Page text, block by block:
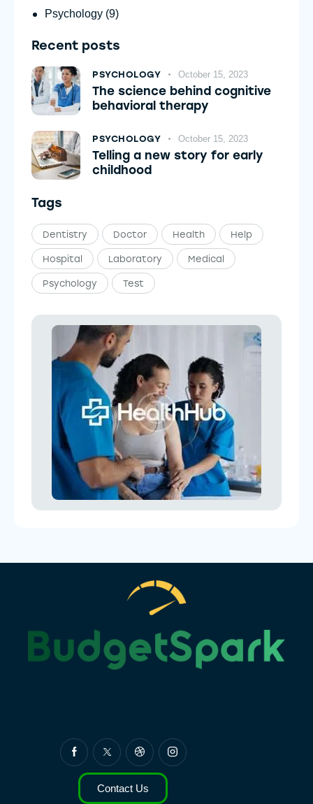
Psychology (9)
Recent posts
PSYCHOLOGY October 15, 2023
The science behind cognitive
behavioral therapy
PSYCHOLOGY October 15, 2023
Telling a new story for early
childhood
Tags
Dentistry Doctor Health Help
Hospital Laboratory Medical
Psychology Test
Contact Us